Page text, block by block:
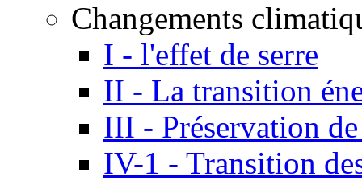
Changements
I - l'effet de serre
II - La transition
III - Préservation
IV-1 - Transition